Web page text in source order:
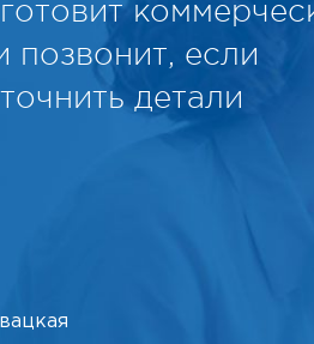
позвонит, если
детали